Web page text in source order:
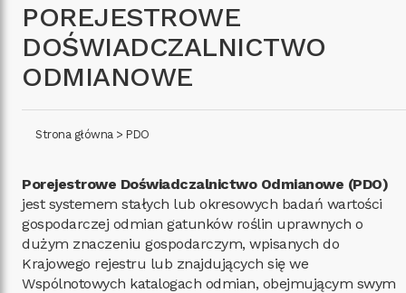
POREJESTROWE
DOŚWIADCZALNICTWO
ODMIANOWE
Strona główna> PDO
Porejestrowe Doświadczalnictwo Odmianowe (PDO)
jest systemem stałych lub okresowych badań wartości
gospodarczej odmian gatunków roślin uprawnych o
dużym znaczeniu gospodarczym, wpisanych do
Krajowego rejestru lub znajdujących się we
Wspólnotowych katalogach odmian, obejmującym swym